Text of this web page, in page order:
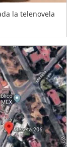
la telenovela